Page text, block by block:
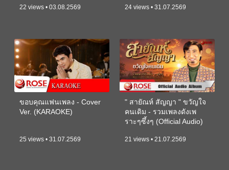
22 views • 03.08.2569 24 views • 31.07.2569
ขอบคุณแฟนเพลง - Cover
Ver. (KARAOKE)
25 views • 31.07.2569
" สายัณห์ สัญญา " ขวัญใจ
คนเดิม - รวมเพลงดังเพ
ราะๆซึ้งๆ (Official Audio)
21 views • 21.07.2569